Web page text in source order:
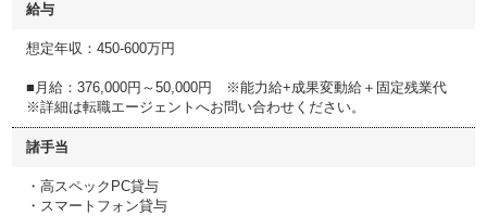
給与
想定年収：450-600万円
■月給：376,000円～50,000円 ※能力給+成果変動給＋固定残業代
※詳細は転職エージェントへお問い合わせください。
諸手当
・高スペックPC貸与
・スマートフォン貸与